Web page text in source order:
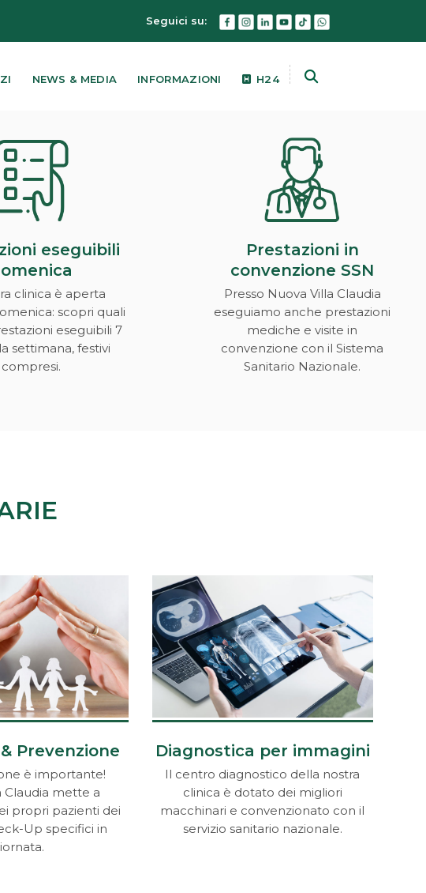
Seguici su:
NEWS & MEDIA INFORMAZIONI H24
eseguibili
clinica è aperta
scopri quali
eseguibili 7
settimana, festivi
compresi.
Prestazioni in
convenzione SSN
Presso Nuova Villa Claudia
eseguiamo anche prestazioni
mediche e visite in
convenzione con il Sistema
Sanitario Nazionale.
Prevenzione
è importante!
Claudia mette a
propri pazienti dei
Up specifici in
Diagnostica per immagini
Il centro diagnostico della nostra
clinica è dotato dei migliori
macchinari e convenzionato con il
servizio sanitario nazionale.